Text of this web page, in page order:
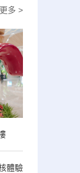
多 >
體驗